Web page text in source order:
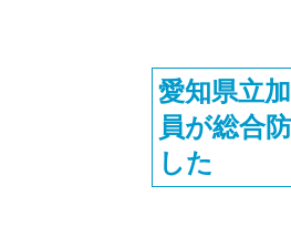
愛知県立
員が総合
した